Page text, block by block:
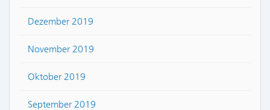
Dezember 2019
November 2019
Oktober 2019
September 2019